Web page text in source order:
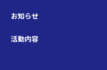
お知らせ
活動内容